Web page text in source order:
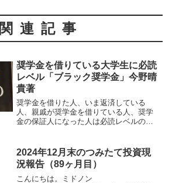
関連記事
奨学金を借りている大学生に必読
レベル「ブラック奨学金」今野晴
貴著
奨学金を借りた人、いま返済している
人、親戚が奨学金を借りている人、奨学
金の保証人になった人は必読レベルの本
2024年12月末のつみたて投資現
況報告（89ヶ月目）
こんにちは。ミドノン